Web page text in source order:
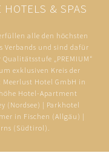
& SPAS
alle den höchsten
Verbands und sind dafür
„PREMIUM“
exklusiven Kreis der
Meerlust Hotel GmbH in
Hotel-Apartment
(Nordsee) | Parkhotel
in Fischen (Allgäu) |
(Südtirol).